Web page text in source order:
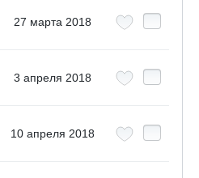
27 марта 2018
3 апреля 2018
10 апреля 2018